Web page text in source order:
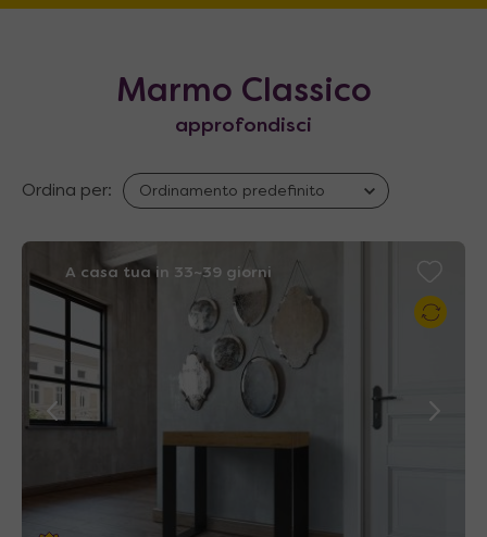
Marmo Classico
approfondisci
Ordina per:
A casa tua in 33~39 giorni